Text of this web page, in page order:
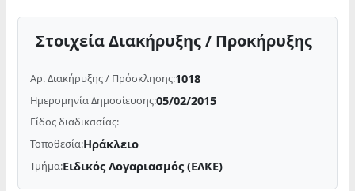
Στοιχεία Διακήρυξης / Προκήρυξης
Αρ. Διακήρυξης / Πρόσκλησης:1018
Ημερομηνία Δημοσίευσης:05/02/2015
Είδος διαδικασίας:
Τοποθεσία:Ηράκλειο
Τμήμα:Ειδικός Λογαριασμός (ΕΛΚΕ)